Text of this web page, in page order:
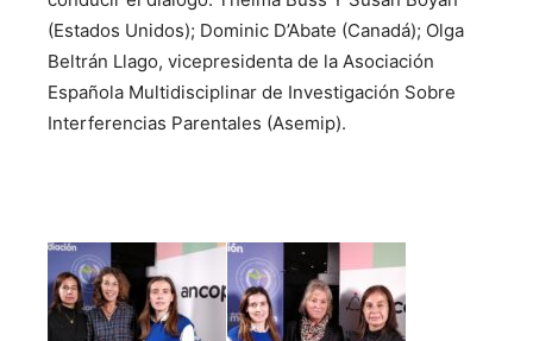
(Estados Unidos); Dominic D’Abate (Canadá); Olga
Beltrán Llago, vicepresidenta de la Asociación
Española Multidisciplinar de Investigación Sobre
Interferencias Parentales (Asemip).